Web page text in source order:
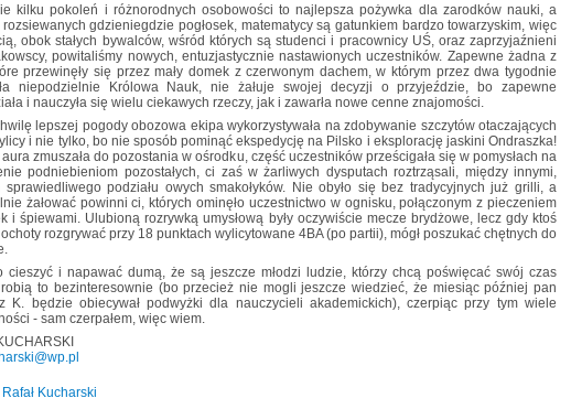
kilku pokoleń i różnorodnych osobowości to najlepsza pożywka dla zarodków nauki, a
gdzieniegdzie pogłosek, matematycy są gatunkiem bardzo towarzyskim, więc
obok stałych bywalców, wśród których są studenci i pracownicy UŚ, oraz zaprzyjaźnieni
powitaliśmy nowych, entuzjastycznie nastawionych uczestników. Zapewne żadna z
przewinęły się przez mały domek z czerwonym dachem, w którym przez dwa tygodnie
niepodzielnie Królowa Nauk, nie żałuje swojej decyzji o przyjeździe, bo zapewne
i nauczyła się wielu ciekawych rzeczy, jak i zawarła nowe cenne znajomości.
lepszej pogody obozowa ekipa wykorzystywała na zdobywanie szczytów otaczających
i nie tylko, bo nie sposób pominąć ekspedycję na Pilsko i eksplorację jaskini Ondraszka!
zmuszała do pozostania w ośrodku, część uczestników prześcigała się w pomysłach na
podniebieniom pozostałych, ci zaś w żarliwych dysputach roztrząsali, między innymi,
sprawiedliwego podziału owych smakołyków. Nie obyło się bez tradycyjnych już grilli, a
żałować powinni ci, których ominęło uczestnictwo w ognisku, połączonym z pieczeniem
i śpiewami. Ulubioną rozrywką umysłową były oczywiście mecze brydżowe, lecz gdy ktoś
ochoty rozgrywać przy 18 punktach wylicytowane 4BA (po partii), mógł poszukać chętnych do
cieszyć i napawać dumą, że są jeszcze młodzi ludzie, którzy chcą poświęcać swój czas
to bezinteresownie (bo przecież nie mogli jeszcze wiedzieć, że miesiąc później pan
K. będzie obiecywał podwyżki dla nauczycieli akademickich), czerpiąc przy tym wiele
- sam czerpałem, więc wiem.
Rafał Kucharski